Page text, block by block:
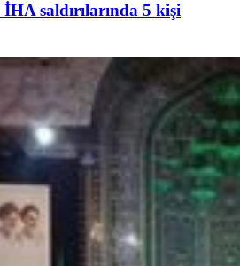
saldırılarında 5 kişi